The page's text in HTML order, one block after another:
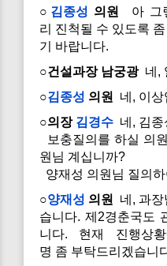
○ 김종성 의원
아 그
리 진척될 수 있도록
기 바랍니다.
○건설과장 남궁광네,
○김종성 의원
네, 이상
○의장 김경수 네, 김
보충질의를 하실 의
원님 계십니까?
양재성 의원님 질의
○양재성 의원
네, 과
습니다. 제2경춘국도
니다. 현재 진행상
명 좀 부탁드리겠습니